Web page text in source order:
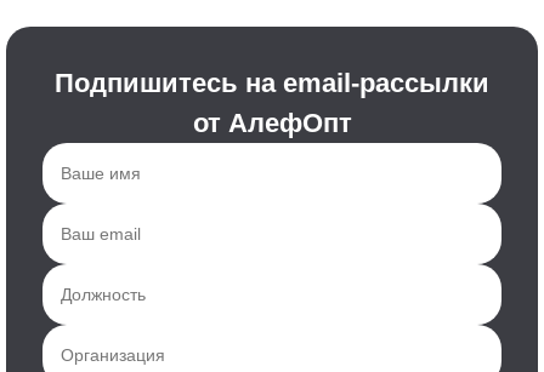
Подпишитесь на email-рассылки
от АлефОпт